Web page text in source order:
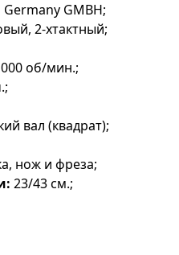
GMBH;
2-хтактный;
об/мин.;
вал (квадрат);
нож и фреза;
: 23/43 см.;